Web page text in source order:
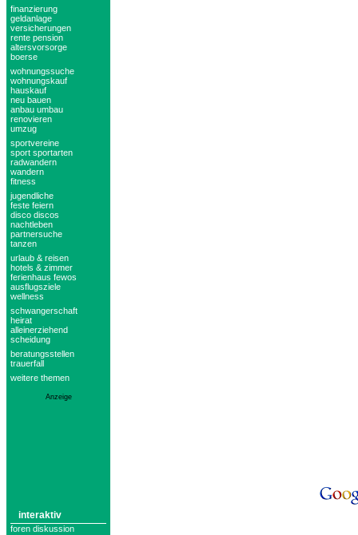
finanzierung
geldanlage
versicherungen
rente pension
altersvorsorge
boerse
wohnungssuche
wohnungskauf
hauskauf
neu bauen
anbau umbau
renovieren
umzug
sportvereine
sport sportarten
radwandern
wandern
fitness
jugendliche
feste feiern
disco discos
nachtleben
partnersuche
tanzen
urlaub & reisen
hotels & zimmer
ferienhaus fewos
ausflugsziele
wellness
schwangerschaft
heirat
alleinerziehend
scheidung
beratungsstellen
trauerfall
weitere themen
Anzeige
interaktiv
foren diskussion